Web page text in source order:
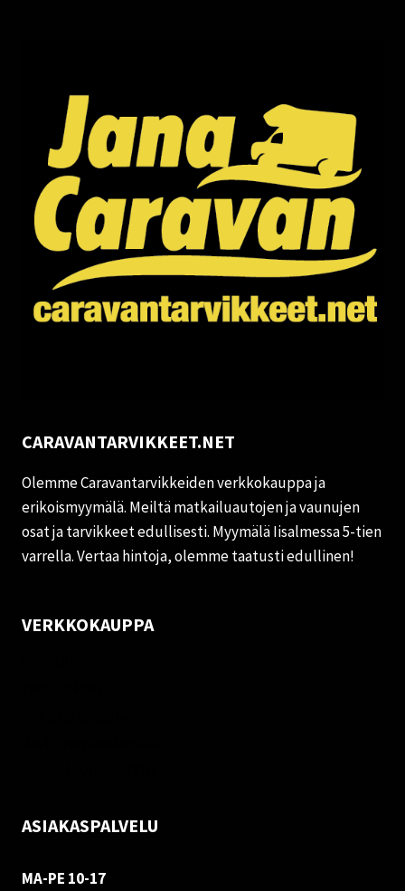
CARAVANTARVIKKEET.NET
Olemme Caravantarvikkeiden verkkokauppa ja
erikoismyymälä. Meiltä matkailuautojen ja vaunujen
osat ja tarvikkeet edullisesti. Myymälä Iisalmessa 5-tien
varrella. Vertaa hintoja, olemme taatusti edullinen!
VERKKOKAUPPA
ASIAKASPALVELU
MA-PE 10-17